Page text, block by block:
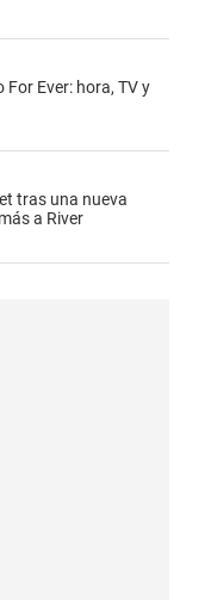
For Ever: hora, TV y
tras una nueva
a River